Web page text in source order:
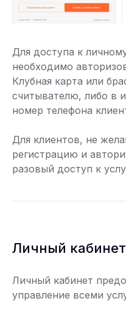
Для доступа к
необходимо
Клубная карта или
считывателю, либо в
номер телефона
Для клиентов, не
регистрацию и
разовый доступ к
Личный
Личный кабинет
управление всеми